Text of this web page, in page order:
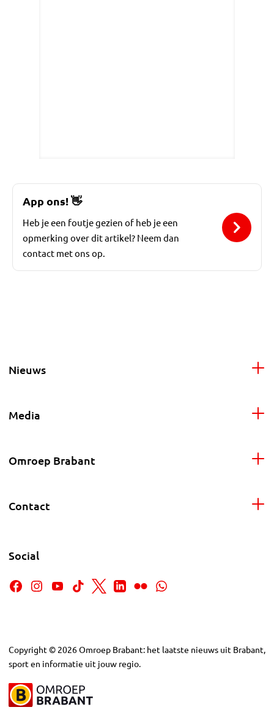
App ons!👋
Heb je een foutje gezien of heb je een
opmerking over dit artikel? Neem dan
contact met ons op.
Nieuws
Media
Omroep Brabant
Contact
Social
Copyright © 2026Omroep Brabant: het laatste nieuws uit Brabant,
sport en informatie uit jouw regio.